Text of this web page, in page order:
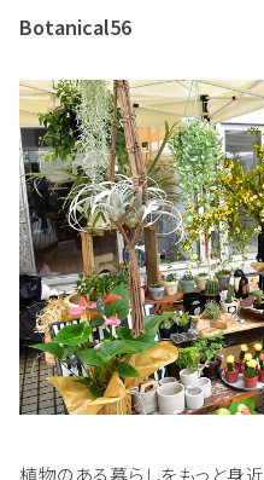
Botanical56
植物のある暮らしをもっと身